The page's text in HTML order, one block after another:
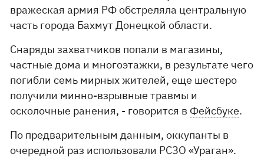
вражеская армия РФ обстреляла центральную
часть города Бахмут Донецкой области.
Снаряды захватчиков попали в магазины,
частные дома и многоэтажки, в результате чего
погибли семь мирных жителей, еще шестеро
получили минно-взрывные травмы и
осколочные ранения, - говорится в Фейсбуке.
По предварительным данным, оккупанты в
очередной раз использовали РСЗО «Ураган».